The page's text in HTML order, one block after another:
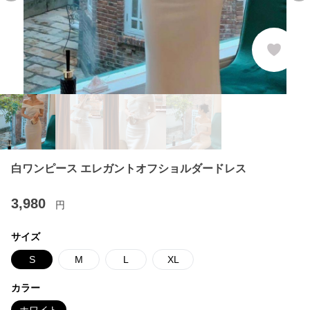
白ワンピース エレガントオフショルダードレス
3,980 円
サイズ
S M L XL
カラー